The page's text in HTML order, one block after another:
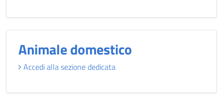
Animale domestico
Accedi alla sezione dedicata